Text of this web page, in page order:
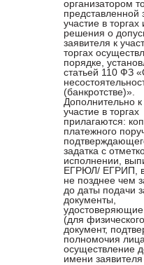
организатором
представленной
участие в
решения о
заявителя к
торгах
порядке,
статьей 110 ФЗ
(банкротстве)».
Дополнительно к
участие в торгах
прилагаются:
платежного
задатка с
исполнении,
ЕГРЮЛ/ ЕГРИП,
не позднее чем
до даты подачи
документы,
удостоверяющие
(для
документ,
полномочия
осуществление
имени заявителя